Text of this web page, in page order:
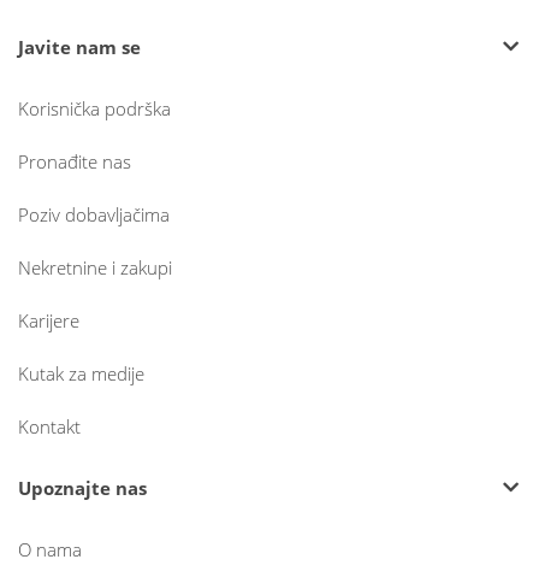
Javite nam se
Korisnička podrška
Pronađite nas
Poziv dobavljačima
Nekretnine i zakupi
Karijere
Kutak za medije
Kontakt
Upoznajte nas
O nama